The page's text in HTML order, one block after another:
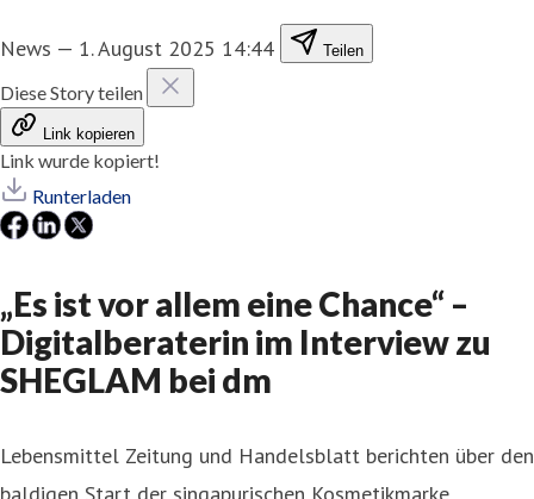
News — 1. August 2025 14:44 Teilen
Diese Story teilen
Link kopieren
Link wurde kopiert!
Runterladen
„Es ist vor allem eine Chance“ –
Digitalberaterin im Interview zu
SHEGLAM bei dm
Lebensmittel Zeitung und Handelsblatt berichten über den
baldigen Start der singapurischen Kosmetikmarke